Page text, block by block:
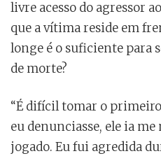
livre acesso do agressor
que a vítima reside em
longe é o suficiente para
de morte?
“É difícil tomar o primeiro
eu denunciasse, ele ia
jogado. Eu fui agredida